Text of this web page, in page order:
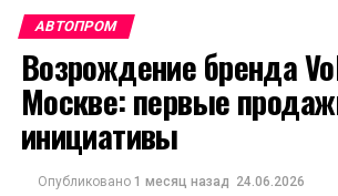
АВТОПРОМ
Возрождение бренда
Москве: первые
инициативы
Опубликовано 1 месяц назад 24.06.2026